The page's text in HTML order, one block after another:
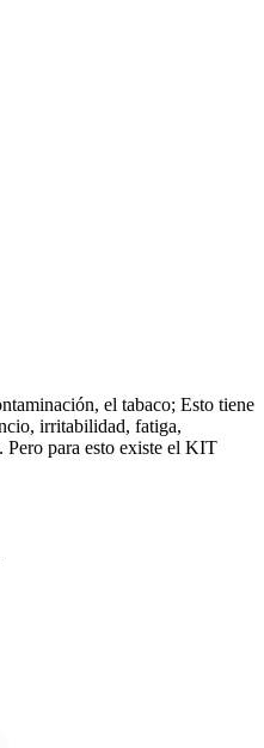
el tabaco; Esto tiene
irritabilidad, fatiga,
Pero para esto existe el KIT